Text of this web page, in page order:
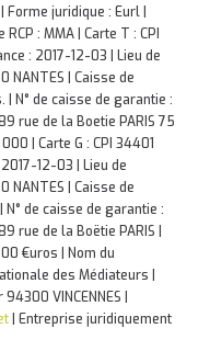
juridique : Eurl |
: MMA | Carte T : CPI
: 2017-12-03 | Lieu de
NANTES | Caisse de
| N° de caisse de garantie :
rue de la Boetie PARIS 75
| Carte G : CPI 34401
12-03 | Lieu de
NANTES | Caisse de
de caisse de garantie :
rue de la Boëtie PARIS |
€uros | Nom du
des Médiateurs |
VINCENNES |
Entreprise juridiquement